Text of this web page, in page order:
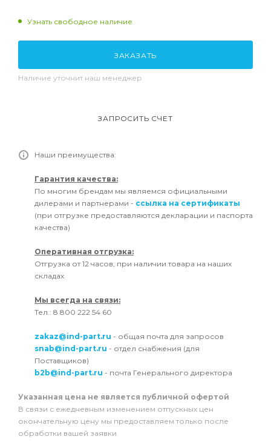
Узнать свободное наличие
ЗАКАЗАТЬ
Наличие уточнит наш менеджер
ЗАПРОСИТЬ СЧЕТ
Наши преимущества:
Гарантия качества:
По многим брендам мы являемся официальными
дилерами и партнерами - ссылка на сертификаты
(при отгрузке предоставляются декларации и паспорта
качества)
Оперативная отгрузка:
Отгрузка от 12 часов, при наличии товара на наших
складах
Мы всегда на связи:
Тел.: 8 800 222 54 60
zakaz@ind-part.ru - общая почта для запросов
snab@ind-part.ru - отдел снабжения (для
Поставщиков)
b2b@ind-part.ru - почта Генерального директора
Указанная цена не является публичной офертой
В связи с ежедневным изменением отпускных цен
окончательную цену мы предоставляем только после
обработки вашей заявки.